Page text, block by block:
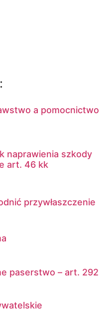
a pomocnictwo
naprawienia szkody
art. 46 kk
przywłaszczenie
paserstwo – art. 292